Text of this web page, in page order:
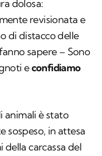
dolosa:
revisionata e
di distacco delle
sapere – Sono
econfidiamo
animali è stato
sospeso, in attesa
della carcassa del